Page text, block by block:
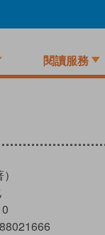
閱讀服務